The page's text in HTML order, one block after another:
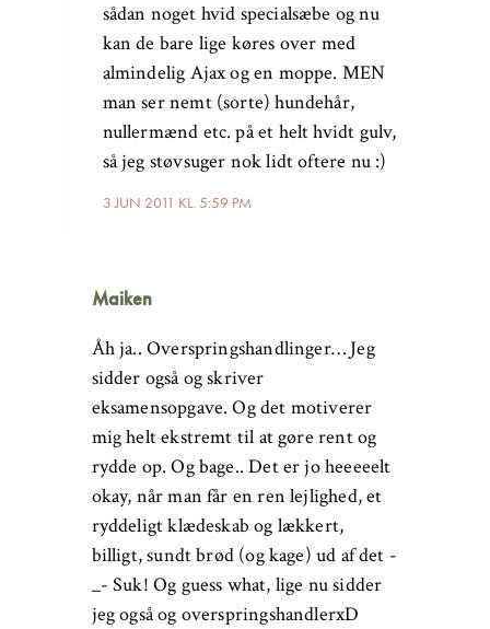
3 JUN 2011 KL. 5:59 PM
sådan noget hvid specialsæbe og nu
kan de bare lige køres over med
almindelig Ajax og en moppe. MEN
man ser nemt (sorte) hundehår,
nullermænd etc. på et helt hvidt gulv,
så jeg støvsuger nok lidt oftere nu :)
Maiken
Åh ja.. Overspringshandlinger… Jeg
sidder også og skriver
eksamensopgave. Og det motiverer
mig helt ekstremt til at gøre rent og
rydde op. Og bage.. Det er jo heeeeelt
okay, når man får en ren lejlighed, et
ryddeligt klædeskab og lækkert,
billigt, sundt brød (og kage) ud af det -
_- Suk! Og guess what, lige nu sidder
jeg også og overspringshandlerxD